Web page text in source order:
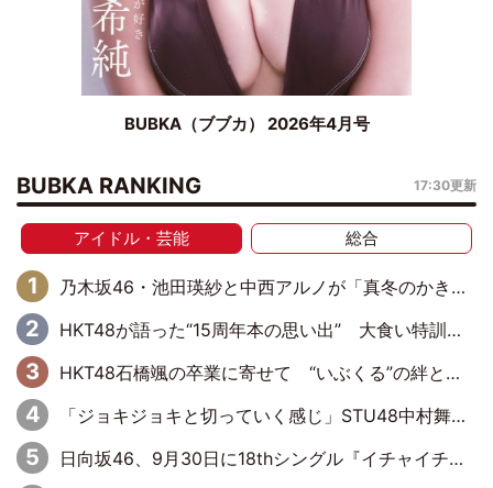
BUBKA（ブブカ） 2026年4月号
BUBKA RANKING 17:30更新
アイドル・芸能 総合
乃木坂46・池田瑛紗と中西アルノが「真冬のかき氷」騒動で火花散らす！ 因縁の裏にあるのは、逆境をともに“凌”ぐ似た者同士の絆
HKT48が語った“15周年本の思い出” 大食い特訓・守護霊企画・制服グラビア…盛りだくさんの裏話
HKT48石橋颯の卒業に寄せて “いぶくる”の絆と後輩・龍頭綺音の決意
「ジョキジョキと切っていく感じ」STU48中村舞、新しい挑戦は自らの手で
日向坂46、9月30日に18thシングル『イチャイチャ虫』の発売決定！ フォーメーションは『日向坂で会いましょう』にて発表